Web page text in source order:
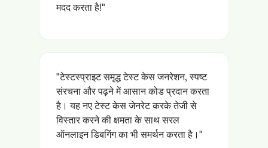
मदद करता है!"
"टेस्टस्प्राइट समृद्ध टेस्ट केस जनरेशन, स्पष्ट
संरचना और पढ़ने में आसान कोड प्रदान करता
है। यह नए टेस्ट केस जेनरेट करके तेजी से
विस्तार करने की क्षमता के साथ सरल
ऑनलाइन डिबगिंग का भी समर्थन करता है।"